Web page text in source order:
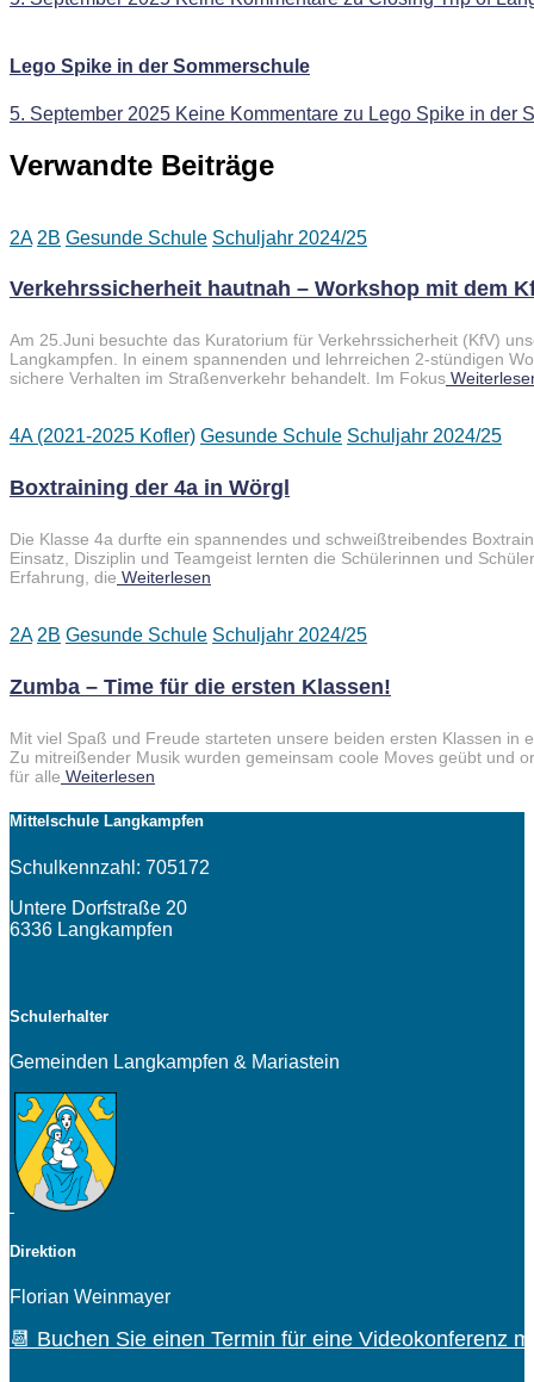
Lego Spike in der Sommerschule
5. September 2025 Keine Kommentare zu Lego Spike in der
Verwandte Beiträge
2A 2B Gesunde Schule Schuljahr 2024/25
Verkehrssicherheit hautnah – Workshop mit dem
Am 25.Juni besuchte das Kuratorium für Verkehrssicherheit (KfV)
Langkampfen. In einem spannenden und lehrreichen 2-stündigen
sichere Verhalten im Straßenverkehr behandelt. Im Fokus
4A (2021-2025 Kofler) Gesunde Schule Schuljahr 2024/25
Boxtraining der 4a in Wörgl
Die Klasse 4a durfte ein spannendes und schweißtreibendes
Einsatz, Disziplin und Teamgeist lernten die Schülerinnen und
Erfahrung, die Weiterlesen
2A 2B Gesunde Schule Schuljahr 2024/25
Zumba – Time für die ersten Klassen!
Mit viel Spaß und Freude starteten unsere beiden ersten Klassen in
Zu mitreißender Musik wurden gemeinsam coole Moves geübt und
für alle Weiterlesen
Mittelschule Langkampfen
Schulkennzahl: 705172
Untere Dorfstraße 20
6336 Langkampfen
Schulerhalter
Gemeinden Langkampfen & Mariastein
Direktion
Florian Weinmayer
📆 Buchen Sie einen Termin für eine Videokonferenz